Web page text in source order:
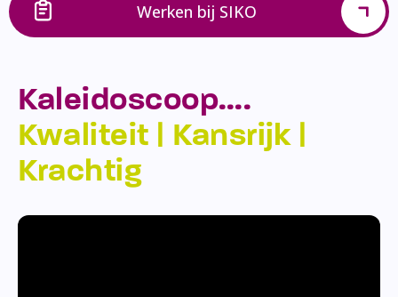
Werken bij SIKO
Kaleidoscoop….
Kwaliteit | Kansrijk |
Krachtig